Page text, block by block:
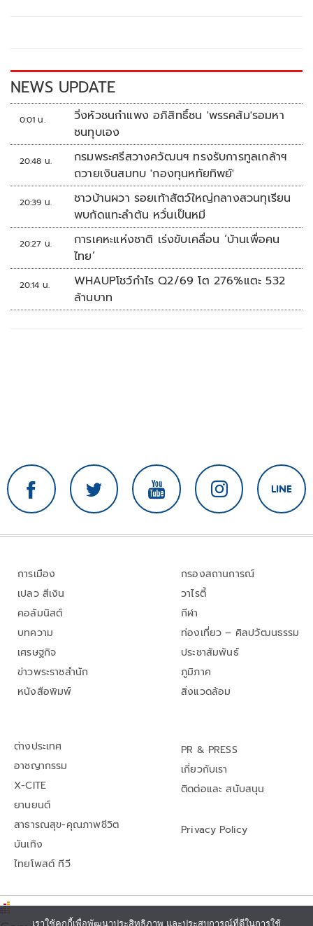
k k
NEWS UPDATE
0:01 น.
วิ่งหัวชนกำแพง อภิสิทธิ์ชน 'พรรคส้ม'รอมหา
ชนทุบเอง
20:48 น.
กรมพระศรีสวางควัฒนฯ ทรงรับการทูลเกล้าฯ
ถวายเงินสมทบ 'กองทุนหทัยทิพย์'
20:39 น.
ชาวบ้านผวา รอยเท้าสัตว์ใหญ่กลางสวนทุเรียน
พบกัดแทะลำต้น หวั่นเป็นหมี
20:27 น.
การเคหะแห่งชาติ เร่งขับเคลื่อน ‘บ้านเพื่อคน
ไทย’
20:14 น.
WHAUPโชว์กำไร Q2/69 โต 276%แตะ 532
ล้านบาท
การเมือง
เปลว สีเงิน
คอลัมนิสต์
บทความ
เศรษฐกิจ
ข่าวพระราชสำนัก
หนังสือพิมพ์
กรองสถานการณ์
วาไรตี้
กีฬา
ท่องเที่ยว – ศิลปวัฒนธรรม
ประชาสัมพันธ์
ภูมิภาค
สิ่งแวดล้อม
ต่างประเทศ
อาชญากรรม
X-CITE
ยานยนต์
สาธารณสุข-คุณภาพชีวิต
บันเทิง
ไทยโพสต์ ทีวี
PR & PRESS
เกี่ยวกับเรา
ติดต่อและ สนับสนุน
Privacy Policy
เราใช้คุกกี้เพื่อพัฒนาประสิทธิภาพ และประสบการณ์ที่ดีในการใช้